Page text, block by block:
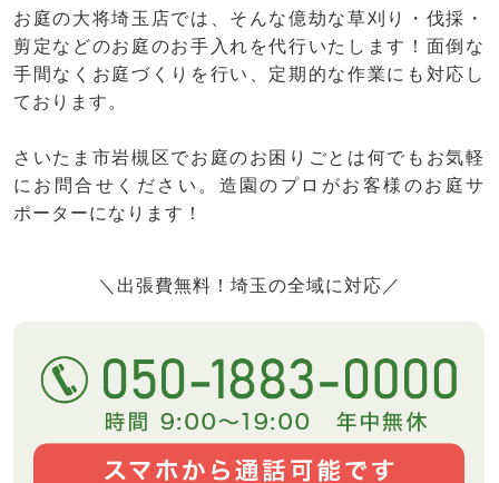
お庭の大将埼玉店では、そんな億劫な草刈り・伐採・
剪定などのお庭のお手入れを代行いたします！面倒な
手間なくお庭づくりを行い、定期的な作業にも対応し
ております。
さいたま市岩槻区でお庭のお困りごとは何でもお気軽
にお問合せください。造園のプロがお客様のお庭サ
ポーターになります！
＼出張費無料！埼玉の全域に対応／